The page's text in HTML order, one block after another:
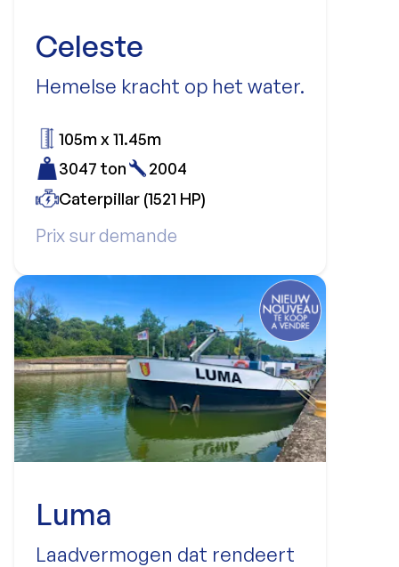
Celeste
Hemelse kracht op het water.
Prix sur demande
105m x 11.45m
3047 ton
2004
Caterpillar (1521 HP)
Luma
Laadvermogen dat rendeert